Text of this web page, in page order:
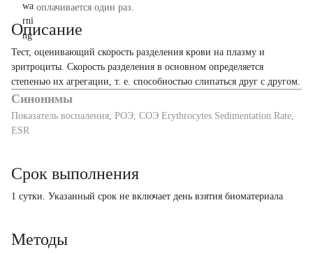
Описание
Тест, оценивающий скорость разделения крови на плазму и
эритроциты. Скорость разделения в основном определяется
степенью их агрегации, т. е. способностью слипаться друг с другом.
Синонимы
Показатель воспаления, РОЭ, СОЭ Erythrocytes Sedimentation Rate,
ESR
оплачивается один раз.
Срок выполнения
1 сутки. Указанный срок не включает день взятия биоматериала
Методы